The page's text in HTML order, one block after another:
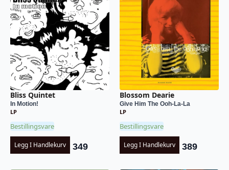
Bliss Quintet
In Motion!
LP
Bestillingsvare
Legg I Handlekurv 349
Blossom Dearie
Give Him The Ooh-La-La
LP
Bestillingsvare
Legg I Handlekurv 389